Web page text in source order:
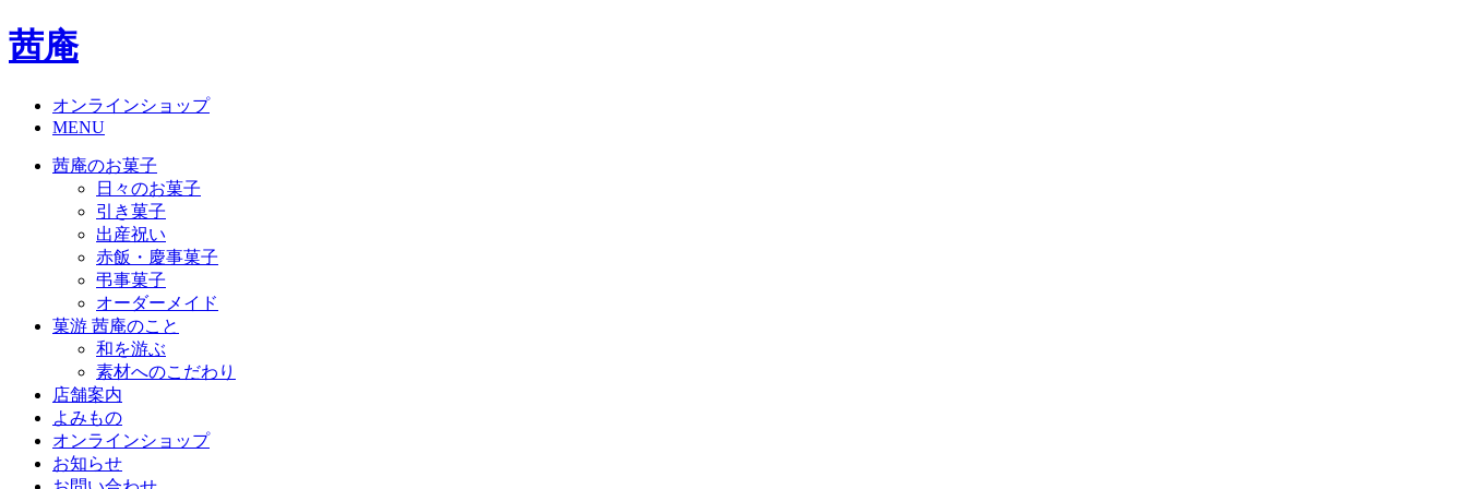
茜庵
オンラインショップ
MENU
茜庵のお菓子
日々のお菓子
引き菓子
出産祝い
赤飯・慶事菓子
弔事菓子
オーダーメイド
菓游 茜庵のこと
和を游ぶ
素材へのこだわり
店舗案内
よみもの
オンラインショップ
お知らせ